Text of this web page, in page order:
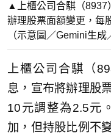
▲上櫃公司合騏（8937
辦理股票面額變更，每
（示意圖／Gemini生成
上櫃公司合騏（
息，宣布將辦理股
10元調整為2.5元
加，但持股比例不